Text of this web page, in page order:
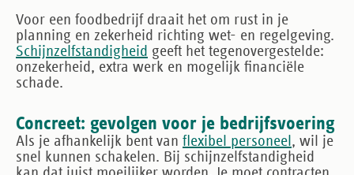
Voor een foodbedrijf draait het om rust in je
planning en zekerheid richting wet- en regelgeving.
Schijnzelfstandigheid geeft het tegenovergestelde:
onzekerheid, extra werk en mogelijk financiële
schade.
Concreet: gevolgen voor je bedrijfsvoering
Als je afhankelijk bent van flexibel personeel , wil je
snel kunnen schakelen. Bij schijnzelfstandigheid